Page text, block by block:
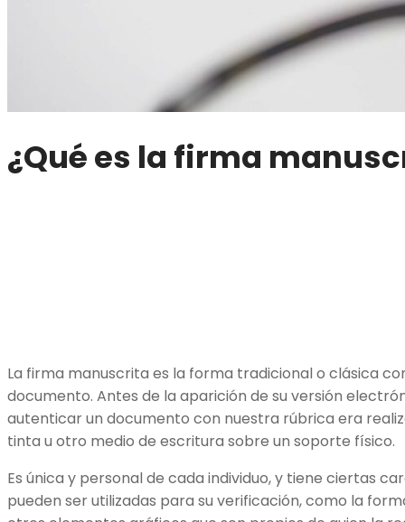
¿Qué es la firma
La firma manuscrita es la forma tradicional o clásica
documento. Antes de la aparición de su versión
autenticar un documento con nuestra rúbrica era
tinta u otro medio de escritura sobre un soporte físico.
Es única y personal de cada individuo, y tiene ciertas
pueden ser utilizadas para su verificación, como la